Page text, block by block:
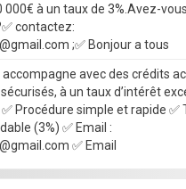
000€ à un taux de 3%.Avez-
contactez:
;✅ Bonjour a tous
avec des crédits
à un taux d’intérêt
Procédure simple et rapide ✅
(3%) ✅ Email :
✅ Email